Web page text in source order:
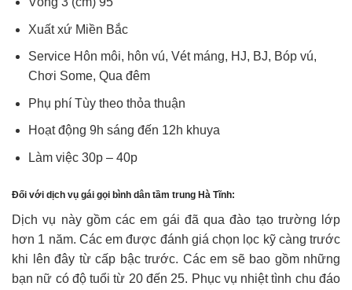
Xuất xứ Miền Bắc
Service Hôn môi, hôn vú, Vét máng, HJ, BJ, Bóp vú,
Chơi Some, Qua đêm
Phụ phí Tùy theo thỏa thuận
Hoạt động 9h sáng đến 12h khuya
Làm việc 30p – 40p
Đối với dịch vụ gái gọi bình dân tầm trung Hà Tĩnh:
Dịch vụ này gồm các em gái đã qua đào tạo trường lớp
hơn 1 năm. Các em được đánh giá chọn lọc kỹ càng trước
khi lên đây từ cấp bậc trước. Các em sẽ bao gồm những
bạn nữ có độ tuổi từ 20 đến 25. Phục vụ nhiệt tình chu đáo